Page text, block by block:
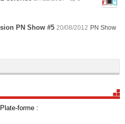
PN Show #5 20/08/2012 PN Show
forme :